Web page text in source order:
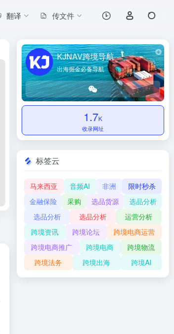
翻译 传文件
KJNAV跨境导航
出海掘金必备导航
1.7K
收录网址
标签云
马来西亚 音频AI 非洲
限时秒杀
金融保险
采购 选品货源
选品分析
选品分析
选品分析
运营分析
跨境资讯
跨境论坛
跨境电商运营
跨境电商推广
跨境电商
跨境物流
跨境法务
跨境出海 跨境AI